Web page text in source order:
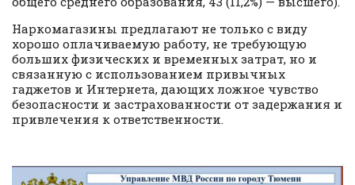
Наркомагазины предлагают не только с виду
хорошо оплачиваемую работу, не требующую
больших физических и временных затрат, но и
связанную с использованием привычных
гаджетов и Интернета, дающих ложное чувство
безопасности и застрахованности от задержания и
привлечения к ответственности.